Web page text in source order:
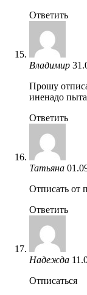
Ответить
Владимир
Прошу
иненадо
Ответить
Татьяна
Отписать от
Ответить
Надежда
Отписаться